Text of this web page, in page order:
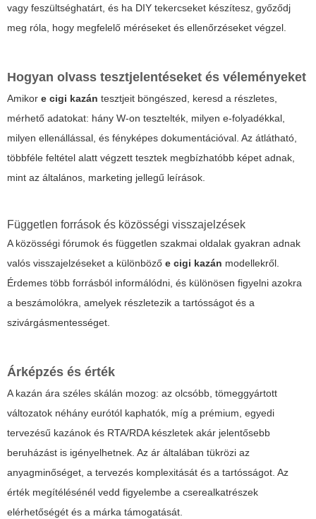
vagy feszültséghatárt, és ha DIY tekercseket készítesz, győződj
meg róla, hogy megfelelő méréseket és ellenőrzéseket végzel.
Hogyan olvass tesztjelentéseket és véleményeket
Amikor e cigi kazán tesztjeit böngészed, keresd a részletes,
mérhető adatokat: hány W-on tesztelték, milyen e-folyadékkal,
milyen ellenállással, és fényképes dokumentációval. Az átlátható,
többféle feltétel alatt végzett tesztek megbízhatóbb képet adnak,
mint az általános, marketing jellegű leírások.
Független források és közösségi visszajelzések
A közösségi fórumok és független szakmai oldalak gyakran adnak
valós visszajelzéseket a különböző e cigi kazán modellekről.
Érdemes több forrásból informálódni, és különösen figyelni azokra
a beszámolókra, amelyek részletezik a tartósságot és a
szivárgásmentességet.
Árképzés és érték
A kazán ára széles skálán mozog: az olcsóbb, tömeggyártott
változatok néhány eurótól kaphatók, míg a prémium, egyedi
tervezésű kazánok és RTA/RDA készletek akár jelentősebb
beruházást is igényelhetnek. Az ár általában tükrözi az
anyagminőséget, a tervezés komplexitását és a tartósságot. Az
érték megítélésénél vedd figyelembe a cserealkatrészek
elérhetőségét és a márka támogatását.